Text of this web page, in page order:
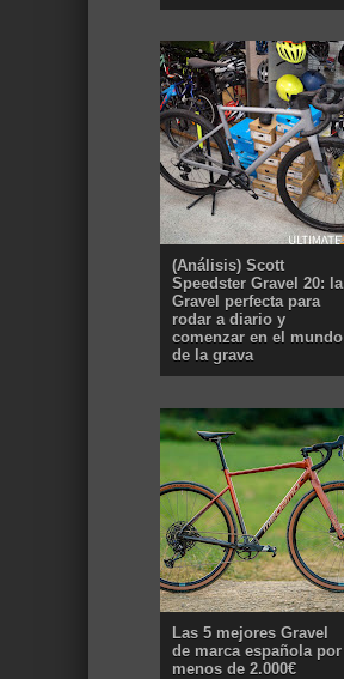
(Análisis) Scott
Speedster Gravel 20: la
Gravel perfecta para
rodar a diario y
comenzar en el mundo
de la grava
Las 5 mejores Gravel
de marca española por
menos de 2.000€